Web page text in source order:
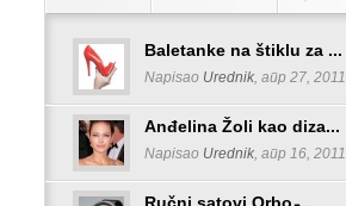
Baletanke na štiklu za ...
Napisao Urednik, апр 27, 2011
Anđelina Žoli kao diza...
Napisao Urednik, апр 16, 2011